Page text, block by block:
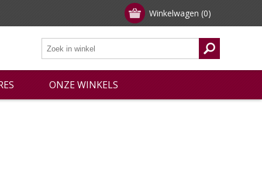
Winkelwagen (0)
ONZE WINKELS